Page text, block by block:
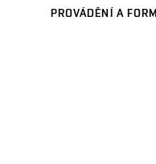
PROVÁDĚNÍ A